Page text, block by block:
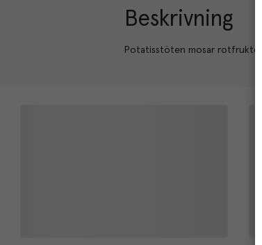
Beskrivning
Potatisstöten mosar rotfrukter